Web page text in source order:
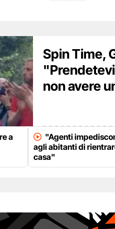
Spin Time,
non avere
a
"Agenti
agli abitanti di
casa"